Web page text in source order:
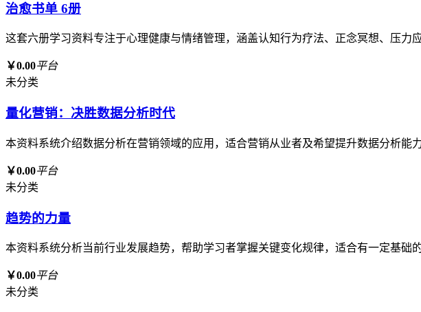
治愈书单 6册
这套六册学习资料专注于心理健康与情绪管理，涵盖认知行为疗法、正念冥想、压
￥0.00平台
未分类
量化营销：决胜数据分析时代
本资料系统介绍数据分析在营销领域的应用，适合营销从业者及希望提升数据分析
￥0.00平台
未分类
趋势的力量
本资料系统分析当前行业发展趋势，帮助学习者掌握关键变化规律，适合有一定基
￥0.00平台
未分类